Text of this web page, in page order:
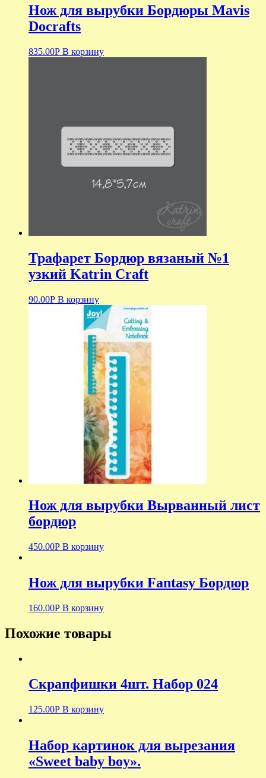
Нож для вырубки Бордюры Mavis
Docrafts
835.00Р В корзину
Трафарет Бордюр вязаный №1
узкий Katrin Craft
90.00Р В корзину
Нож для вырубки Вырванный лист
бордюр
450.00Р В корзину
Нож для вырубки Fantasy Бордюр
160.00Р В корзину
Похожие товары
Скрапфишки 4шт. Набор 024
125.00Р В корзину
Набор картинок для вырезания
«Sweet baby boy».